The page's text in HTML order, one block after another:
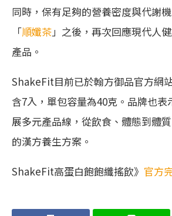
同時，保有足夠的營養密度與代謝
「順孅茶」之後，再次回應現代人
產品。
ShakeFit目前已於翰方御品官方網
含7入，單包容量為40克。品牌也表
展多元產品線，從飲食、體態到體
的漢方養生方案。
ShakeFit高蛋白飽飽纖搖飲》 官方